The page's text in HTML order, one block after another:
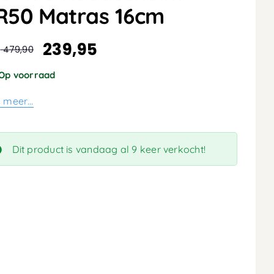
Matras 16cm
479,90 239,95
voorraad
meer…
Dit product is vandaag al 9 keer verkocht!